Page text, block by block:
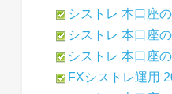
シストレ 本口座
シストレ 本口座
シストレ 本口座
FXシストレ運用